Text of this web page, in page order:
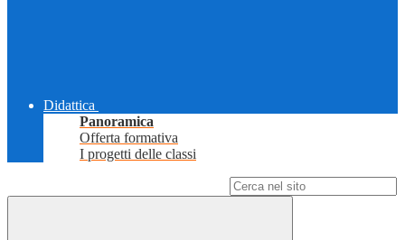
Didattica
Panoramica
Offerta formativa
I progetti delle classi